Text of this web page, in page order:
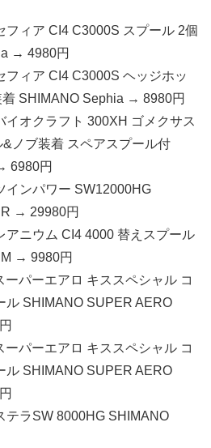
フィア CI4 C3000S スプール 2個
→ 4980円
フィア CI4 C3000S ヘッジホッ
SHIMANO Sephia → 8980円
イオクラフト 300XH ゴメクサス
ノブ装着 スペアスプール付
6980円
インパワー SW12000HG
→ 29980円
アニウム CI4 4000 替えスプール
→ 9980円
パーエアロ キススペシャル コ
ル SHIMANO SUPER AERO
パーエアロ キススペシャル コ
ル SHIMANO SUPER AERO
テラSW 8000HG SHIMANO